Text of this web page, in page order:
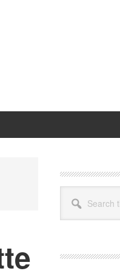
Sidebar
this
website